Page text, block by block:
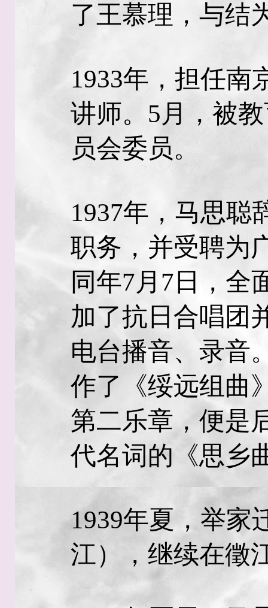
了王慕理，与结
1933年，担任南
讲师。5月，被
员会委员。
1937年，马思聪
职务，并受聘为
同年7月7日，全
加了抗日合唱团
电台播音、录音
作了《绥远组曲
第二乐章，便是
代名词的《思乡
1939年夏，举家
江），继续在徵